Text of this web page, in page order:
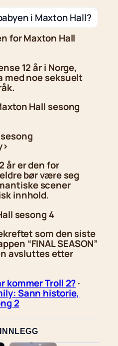
i Maxton Hall?
for Maxton Hall
12 år i Norge,
med noe seksuelt
Hall sesong
år er den for
bør være seg
scener
innhold.
sesong 4
som den siste
“FINAL SEASON”
avsluttes etter
kommer Troll 2?·
Sann historie,
2